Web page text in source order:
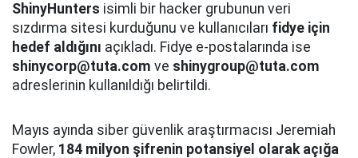
ShinyHunters isimli bir hacker grubunun veri
sızdırma sitesi kurduğunu ve kullanıcıları fidye için
hedef aldığını açıkladı. Fidye e-postalarında ise
shinycorp@tuta.com ve shinygroup@tuta.com
adreslerinin kullanıldığı belirtildi.
Mayıs ayında siber güvenlik araştırmacısı Jeremiah
Fowler, 184 milyon şifrenin potansiyel olarak açığa